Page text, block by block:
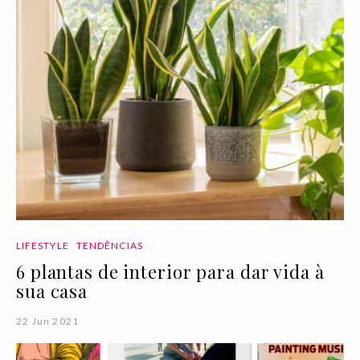
LIFESTYLE TENDÊNCIAS
6 plantas de interior para dar vida à
sua casa
22 Jun 2021